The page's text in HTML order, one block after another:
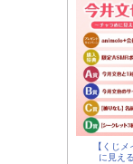
【くじ
に見え